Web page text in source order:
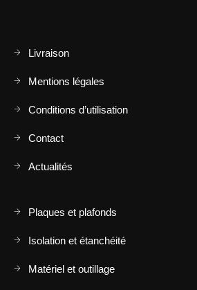
Livraison
Mentions légales
Conditions d’utilisation
Contact
Actualités
Plaques et plafonds
Isolation et étanchéité
Matériel et outillage